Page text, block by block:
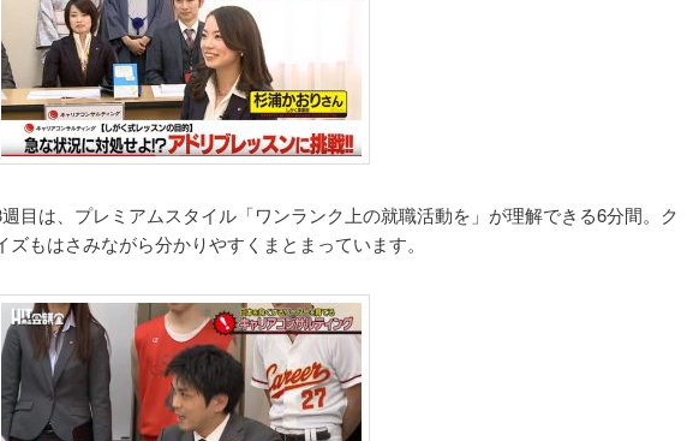
目は、プレミアムスタイル「ワンランク上の就職活動を」が理解できる6分間。ク
ズもはさみながら分かりやすくまとまっています。